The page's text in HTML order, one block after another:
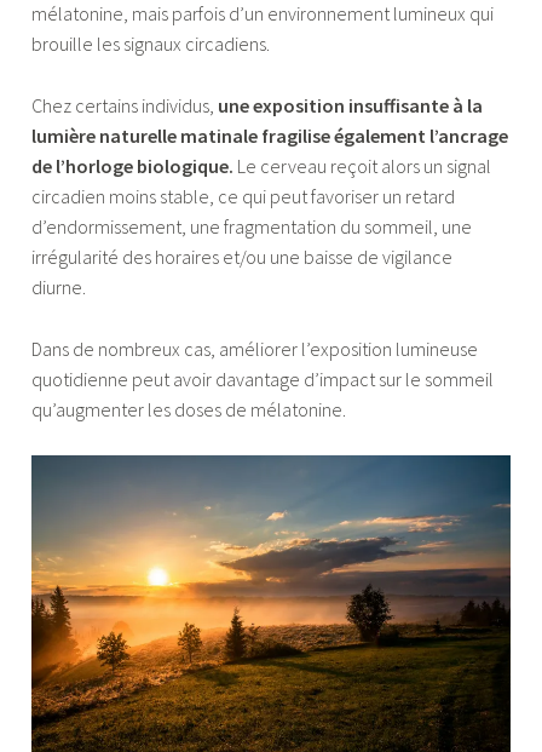
mélatonine, mais parfois d’un environnement lumineux qui
brouille les signaux circadiens.
Chez certains individus, une exposition insuffisante à la
lumière naturelle matinale fragilise également l’ancrage
de l’horloge biologique. Le cerveau reçoit alors un signal
circadien moins stable, ce qui peut favoriser un retard
d’endormissement, une fragmentation du sommeil, une
irrégularité des horaires et/ou une baisse de vigilance
diurne.
Dans de nombreux cas, améliorer l’exposition lumineuse
quotidienne peut avoir davantage d’impact sur le sommeil
qu’augmenter les doses de mélatonine.